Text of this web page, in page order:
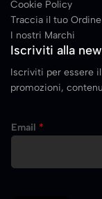
Cookie Policy
Traccia il tuo Ordine
I nostri Marchi
Iscriviti alla
Iscriviti per essere
promozioni,
m
i
Email *